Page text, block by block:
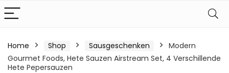
Home Shop Sausgeschenken
Modern
Gourmet Foods, Hete Sauzen Airstream Set, 4 Verschillende
Hete Pepersauzen